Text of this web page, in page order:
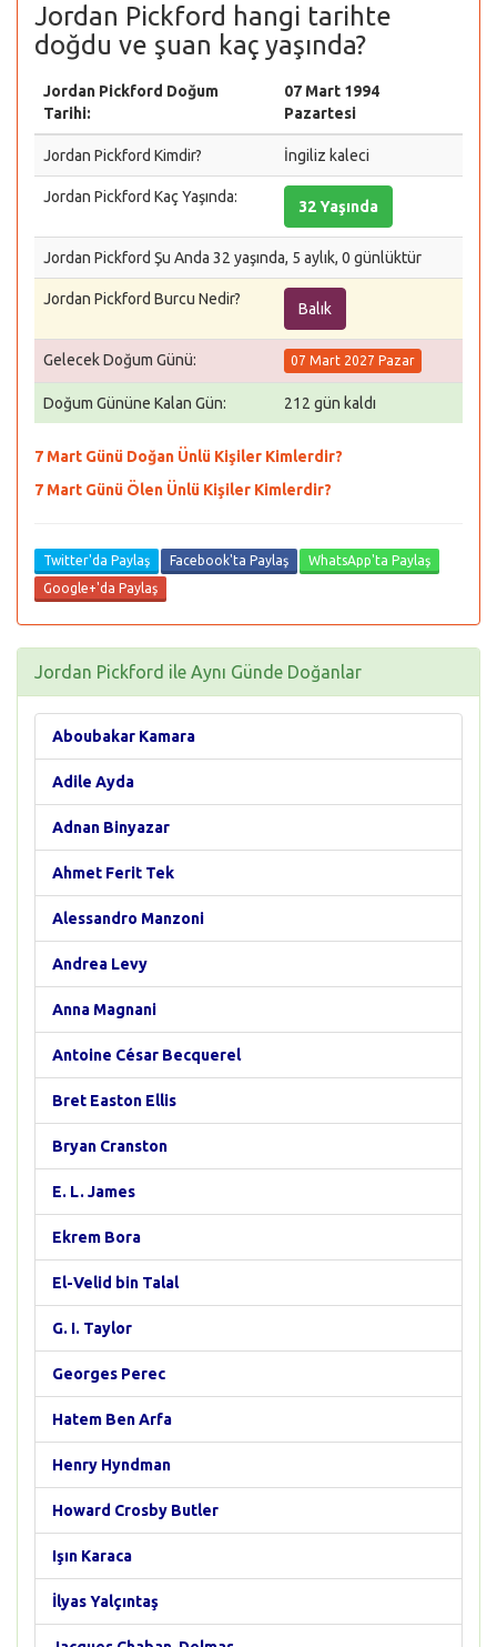
Jordan Pickford hangi tarihte
doğdu ve şuan kaç yaşında?
Jordan Pickford Doğum
Tarihi:
07 Mart 1994
Pazartesi
Jordan Pickford Kimdir? İngiliz kaleci
Jordan Pickford Kaç Yaşında:
32 Yaşında
Jordan Pickford Şu Anda 32 yaşında, 5 aylık, 0 günlüktür
Jordan Pickford Burcu Nedir?
Balık
Gelecek Doğum Günü: 07 Mart 2027 Pazar
Doğum Gününe Kalan Gün: 212 gün kaldı
7 Mart Günü Doğan Ünlü Kişiler Kimlerdir?
7 Mart Günü Ölen Ünlü Kişiler Kimlerdir?
Twitter'da Paylaş Facebook'ta Paylaş
WhatsApp'ta Paylaş
Google+'da Paylaş
Jordan Pickford ile Aynı Günde Doğanlar
Aboubakar Kamara
Adile Ayda
Adnan Binyazar
Ahmet Ferit Tek
Alessandro Manzoni
Andrea Levy
Anna Magnani
Antoine César Becquerel
Bret Easton Ellis
Bryan Cranston
E. L. James
Ekrem Bora
El-Velid bin Talal
G. I. Taylor
Georges Perec
Hatem Ben Arfa
Henry Hyndman
Howard Crosby Butler
Işın Karaca
İlyas Yalçıntaş